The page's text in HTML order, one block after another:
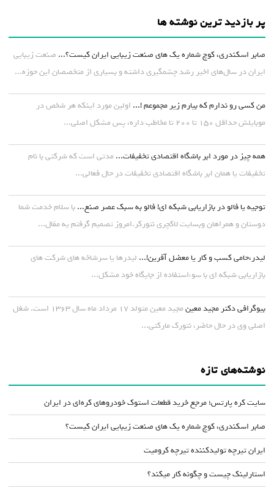
پر بازدید ترین نوشته ها
صابر اسکندری، کوچ شماره یک های صنعت زیبایی ایران کیست؟... صنعت زیبایی
ایران در سال‌های اخیر رشد چشمگیری داشته و بسیاری از متخصصان این حوزه...
من کسی رو ندارم که بیارم زیر مجموعم !... اولین مورد اینکه هر شخص در
موبایلش حداقل ۱۵۰ تا ۲۰۰ تا مخاطب داره، پس مشکل اصلی...
همه چیز در مورد ابر باشگاه اقتصادی تخفیفات... مدتی است که شرکتی با نام
تخفیفات یا همان ابر باشگاه اقتصادی تخفیفات در حال فعالی...
توجیه یا فالو در بازاریابی شبکه ای! فالو به سبک عصر صنع... با سلام خدمت شما
دوستان و همراهان وبسایت لاکچری نتورکر.امروز تصمیم گرفتم یه مقال...
لیدر،حامی کسب و کار یا معضل آفرین!... لیدرها یا سرشاخه های شرکت های
بازاریابی شبکه ای با سوءاستفاده از جایگاه خود مشکل...
بیوگرافی دکتر مجید معین
مجید معین متولد ۱۷ مرداد ماه سال ۱۳۶۳ است. شغل
اصلی وی در حال حاضر، نتورک مارکتی...
نوشته‌های تازه
سایت کره پارتس؛ مرجع خرید قطعات استوک خودروهای کره‌ای در ایران
صابر اسکندری، کوچ شماره یک های صنعت زیبایی ایران کیست؟
ایران تیرچه تولیدکننده تیرچه کرومیت
استارلینک چیست و چگونه کار میکند؟